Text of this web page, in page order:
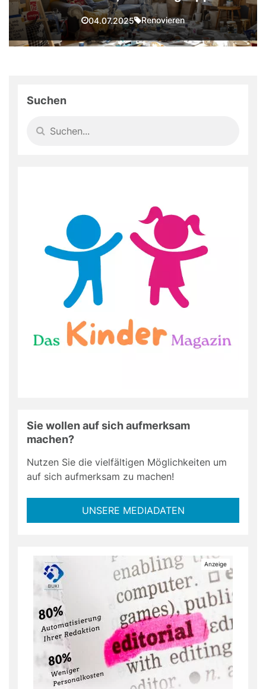
04.07.2025 Renovieren
Suchen
Sie wollen auf sich aufmerksam
machen?
Nutzen Sie die vielfältigen Möglichkeiten um
auf sich aufmerksam zu machen!
UNSERE MEDIADATEN